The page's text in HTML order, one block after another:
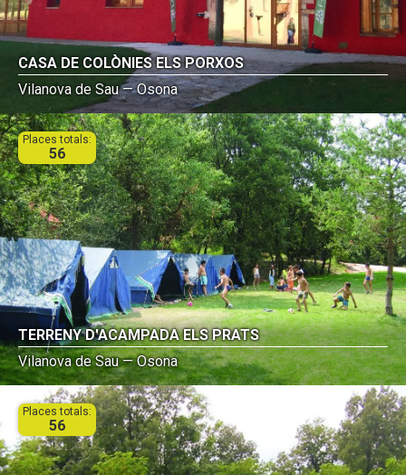
CASA DE COLÒNIES ELS PORXOS
Vilanova de Sau — Osona
TERRENY D'ACAMPADA ELS PRATS
Vilanova de Sau — Osona
Places totals:
56
Places totals:
56